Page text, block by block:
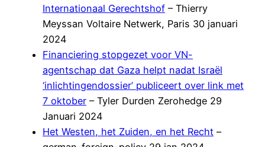
Internationaal Gerechtshof – Thierry
Meyssan Voltaire Netwerk, Paris 30 januari
2024
Financiering stopgezet voor VN-
agentschap dat Gaza helpt nadat Israël
‘inlichtingendossier’ publiceert over link met
7 oktober – Tyler Durden Zerohedge 29
Januari 2024
Het Westen, het Zuiden, en het Recht –